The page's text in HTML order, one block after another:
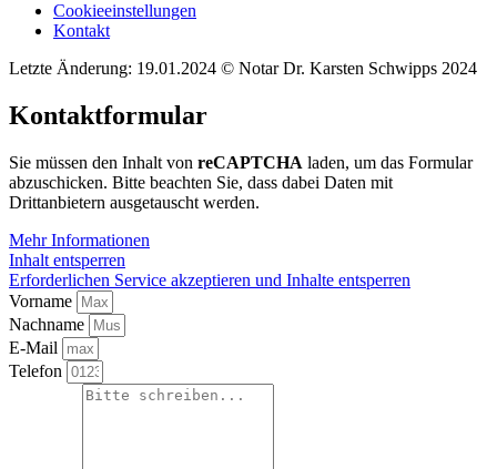
Cookieeinstellungen
Kontakt
Letzte Änderung: 19.01.2024 © Notar Dr. Karsten Schwipps 2024
Kontaktformular
Sie müssen den Inhalt von reCAPTCHA laden, um das Formular
abzuschicken. Bitte beachten Sie, dass dabei Daten mit
Drittanbietern ausgetauscht werden.
Mehr Informationen
Inhalt entsperren
Erforderlichen Service akzeptieren und Inhalte entsperren
Vorname
Nachname
E-Mail
Telefon